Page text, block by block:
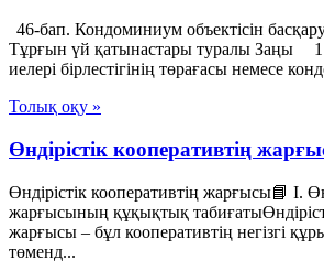
46-бап. Кондоминиум объектісін
Тұрғын үй қатынастары туралы Заңы
иелері бірлестігінің төрағасы немесе
Толық оқу »
Өндірістік кооперативтің
Өндірістік кооперативтің жарғысы📘 I.
жарғысының құқықтық
жарғысы – бұл кооперативтің негізгі
төменд...